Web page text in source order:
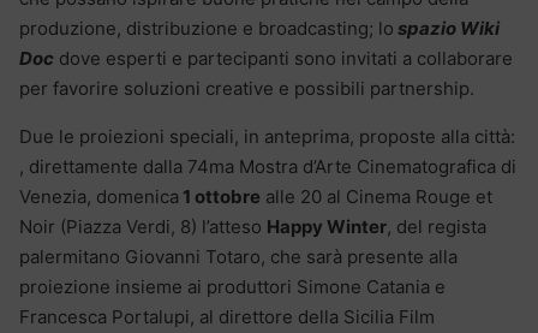
produzione, distribuzione e broadcasting; lo spazio Wiki
Doc dove esperti e partecipanti sono invitati a collaborare
per favorire soluzioni creative e possibili partnership.
Due le proiezioni speciali, in anteprima, proposte alla città:
, direttamente dalla 74ma Mostra d’Arte Cinematografica di
Venezia, domenica 1 ottobre alle 20 al Cinema Rouge et
Noir (Piazza Verdi, 8) l’atteso Happy Winter, del regista
palermitano Giovanni Totaro, che sarà presente alla
proiezione insieme ai produttori Simone Catania e
Francesca Portalupi, al direttore della Sicilia Film